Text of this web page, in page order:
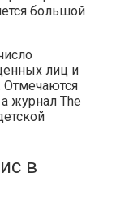
большой
лиц и
Отмечаются
журнал The
в